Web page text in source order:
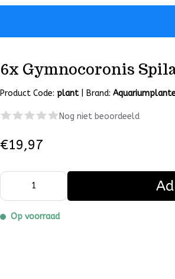
6x Gymnocoronis
Product Code: plant Brand:
Nog niet beoordeeld
€19,97
Op voorraad